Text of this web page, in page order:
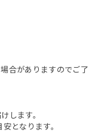
合がありますのでご了
します。
となります。